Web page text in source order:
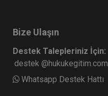
Bize Ulaşın
Destek Talepleriniz İçin:
destek @hukukegitim.com
Whatsapp Destek Hattı